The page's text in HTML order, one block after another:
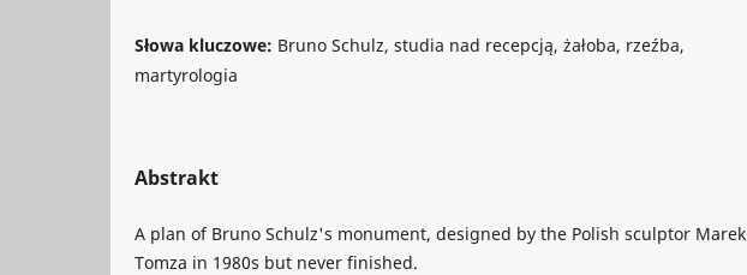
Słowa kluczowe: Bruno Schulz, studia nad recepcją, żałoba, rzeźba,
martyrologia
Abstrakt
A plan of Bruno Schulz's monument, designed by the Polish sculptor Marek
Tomza in 1980s but never finished.